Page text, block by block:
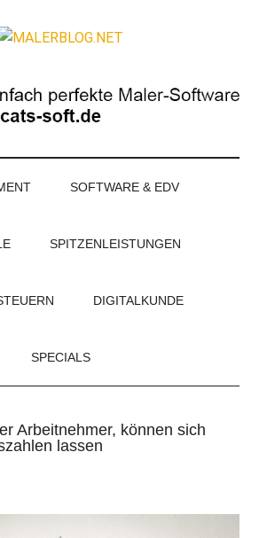
SOFTWARE & EDV
SPITZENLEISTUNGEN
DIGITALKUNDE
SPECIALS
Arbeitnehmer, können sich
lassen